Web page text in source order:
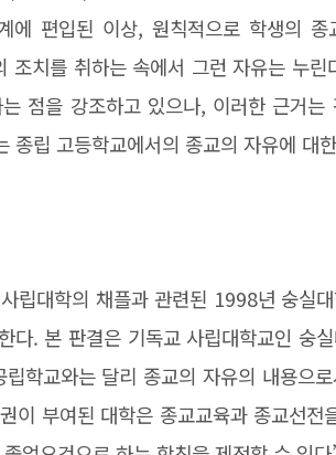
에 편입된 이상, 원칙적으로 학생의
조치를 취하는 속에서 그런 자유는 누린
점을 강조하고 있으나, 이러한 근거는
종립 고등학교에서의 종교의 자유에 대
립대학의 채플과 관련된 1998년 숭실
. 본 판결은 기독교 사립대학교인 숭
학교와는 달리 종교의 자유의 내용으
이 부여된 대학은 종교교육과 종교선전